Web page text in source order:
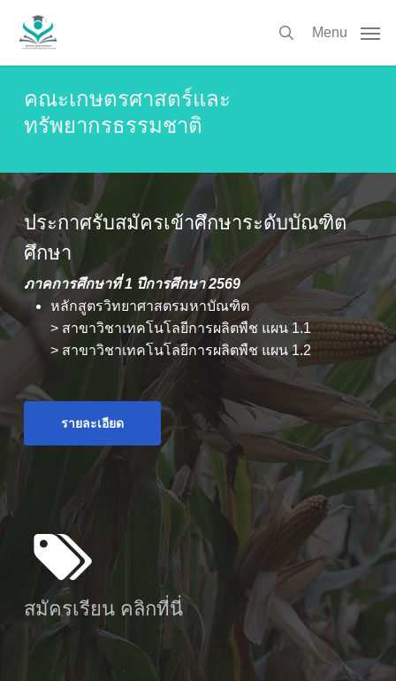
search
Menu
คณะเกษตรศาสตร์และ
ทรัพยากรธรรมชาติ
ประกาศรับสมัครเข้าศึกษาระดับบัณฑิต
ศึกษา
ภาคการศึกษาที่ 1 ปีการศึกษา 2569
หลักสูตรวิทยาศาสตรมหาบัณฑิต
> สาขาวิชาเทคโนโลยีการผลิตพืช แผน 1.1
> สาขาวิชาเทคโนโลยีการผลิตพืช แผน 1.2
รายละเอียด
สมัครเรียน คลิกที่นี่